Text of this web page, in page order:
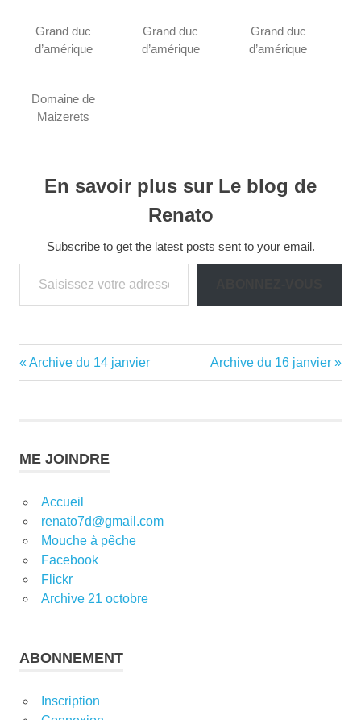
Grand duc
d’amérique
Grand duc
d’amérique
Grand duc
d’amérique
Domaine de
Maizerets
En savoir plus sur Le blog de
Renato
Subscribe to get the latest posts sent to your email.
Saisissez votre adresse e-mail…
Navigation
Previous
Post:
Archive du 14 janvier
Next
Post:
Archive du 16 janvier
ME JOINDRE
Accueil
renato7d@gmail.com
Mouche à pêche
Facebook
Flickr
Archive 21 octobre
ABONNEMENT
Inscription